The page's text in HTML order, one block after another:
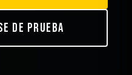
DE PRUEBA